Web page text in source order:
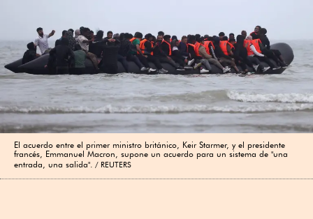
El acuerdo entre el primer ministro británico, Keir Starmer, y el presidente
francés, Emmanuel Macron, supone un acuerdo para un sistema de "una
entrada, una salida".
REUTERS